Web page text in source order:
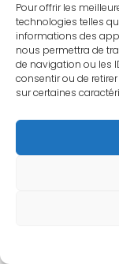
Pour offrir les
technologies telles
informations des
nous permettra de
de navigation ou les
consentir ou de
sur certaines